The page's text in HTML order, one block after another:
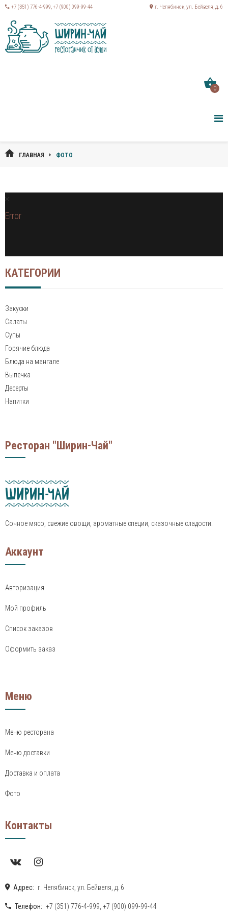
+7 (351) 776-4-999,+7 (900) 099-99-44 г. Челябинск, ул. Бейвеля, д. 6
0
ГЛАВНАЯ ФОТО
Error
КАТЕГОРИИ
Закуски
Салаты
Супы
Горячие блюда
Блюда на мангале
Выпечка
Десерты
Напитки
Ресторан "Ширин-Чай"
Сочное мясо, свежие овощи, ароматные специи, сказочные сладости.
Аккаунт
Авторизация
Мой профиль
Список заказов
Оформить заказ
Меню
Меню ресторана
Меню доставки
Доставка и оплата
Фото
Контакты
Адрес: г. Челябинск, ул. Бейвеля, д. 6
Телефон: +7 (351) 776-4-999 +7 (900) 099-99-44